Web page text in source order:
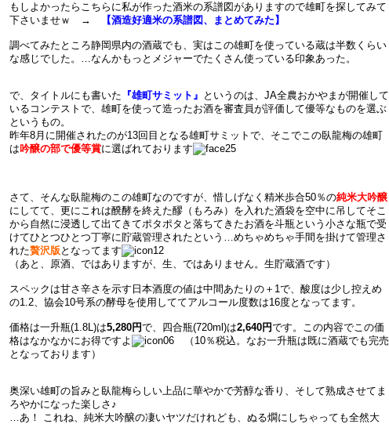
もしよかったらこちらに私が作った酒米の系譜図がありますので雄町を探してみて
下さいませｗ →
【酒造好適米の系譜図、まとめてみた】
調べてみたところ静岡県内の酒蔵でも、実はこの雄町を使っている蔵は半数くらい
な感じでした。…なんかもっとメジャーでたくさん使っている印象あった。
で、タイトルにも書いた 『雄町サミット』 というのは、JA全農おかやまが開催して
いるコンテストで、雄町を使って造ったお酒を審査員が評価して優等なものを選ぶ
というもの。
昨年8月に開催されたのが13回目となる雄町サミットで、そこでこの臥龍梅の雄町
は吟醸の部で優等賞に選ばれております
さて、そんな臥龍梅のこの雄町なのですが、惜しげなく精米歩合50％の純米大吟醸
にしてて、更にこれは醗酵を終えた醪（もろみ）を入れた酒袋を空中に吊してそこ
から自然に浸透して出てきてポタポタと落ちてきたお酒を斗瓶という小さな瓶で受
けてひとつひとつ丁寧に貯蔵管理されたという…めちゃめちゃ手間を掛けて管理さ
れた贅沢版となってます
（あと、原酒、ではありますが、生、ではありません。生貯蔵酒です）
スペックは甘さ辛さを示す日本酒度の値は中間あたりの＋1で、酸度は少し控えめ
の1.2、協会10号系の酵母を使用しててアルコール度数は16度となってます。
価格は一升瓶(1.8L)は5,280円で、四合瓶(720ml)は2,640円です。この内容でこの価
格はなかなかにお得ですよ
（10％税込。なお一升瓶は既に酒蔵でも完売
となっております）
奥深い雄町の旨みと臥龍梅らしい上品に華やかで芳醇な香り、そして熟成させてま
ろやかになった楽しさ♪
…あ！ これね、純米大吟醸の凄いヤツだけれども、ぬる燗にしちゃっても全然大